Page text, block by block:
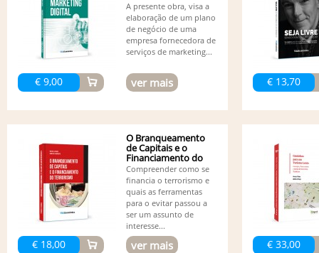
€ 9,00
A presente obra, visa a
elaboração de um plano
de negócio de uma
empresa fornecedora de
serviços de marketing...
ver mais € 13,70
€ 18,00
O Branqueamento
de Capitais e o
Financiamento do
Terrorismo
Compreender como se
financia o terrorismo e
quais as ferramentas
para o evitar passou a
ser um assunto de
interesse...
ver mais € 33,00